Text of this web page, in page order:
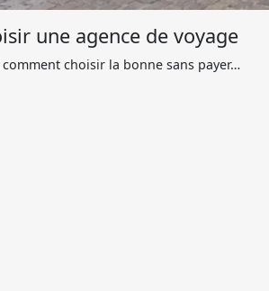
une agence de voyage
comment choisir la bonne sans payer…